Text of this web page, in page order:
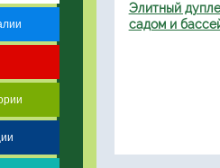
Элитный
садом и